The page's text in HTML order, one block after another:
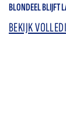
BLONDEEL BLIJFT
BEKIJK